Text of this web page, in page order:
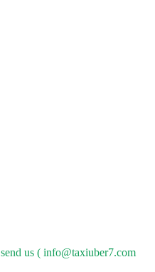
send us ( info@taxiuber7.com